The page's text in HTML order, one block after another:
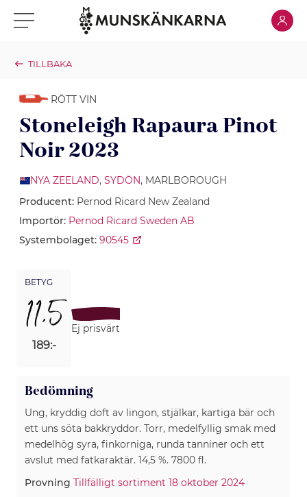
Klicka för meny Klicka
TILLBAKA
RÖTT VIN
Stoneleigh Rapaura Pinot
Noir 2023
NYA ZEELAND, SYDÖN, MARLBOROUGH
Producent: Pernod Ricard New Zealand
Importör: Pernod Ricard Sweden AB
Systembolaget: 90545
BETYG
11,5
189:-
Ej prisvärt
Bedömning
Ung, kryddig doft av lingon, stjälkar, kartiga bär och
ett uns söta bakkryddor. Torr, medelfyllig smak med
medelhög syra, finkorniga, runda tanniner och ett
avslut med fatkaraktär. 14,5 %. 7800 fl.
Provning Tillfälligt sortiment 18 oktober 2024